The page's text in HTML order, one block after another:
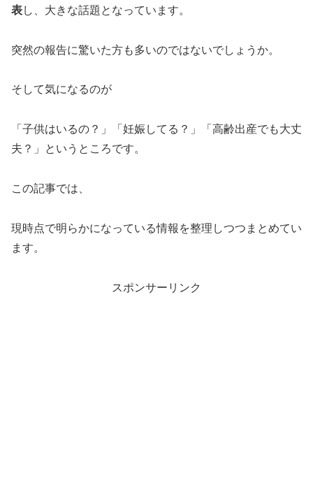
表し、大きな話題となっています。
突然の報告に驚いた方も多いのではないでしょうか。
そして気になるのが
「子供はいるの？」「妊娠してる？」「高齢出産でも大丈
夫？」というところです。
この記事では、
現時点で明らかになっている情報を整理しつつまとめてい
ます。
スポンサーリンク